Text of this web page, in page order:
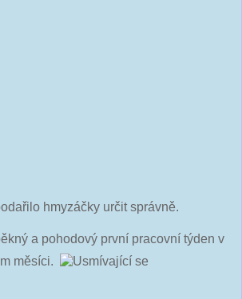
hmyzáčky určit správně.
a pohodový první pracovní týden v
měsíci.